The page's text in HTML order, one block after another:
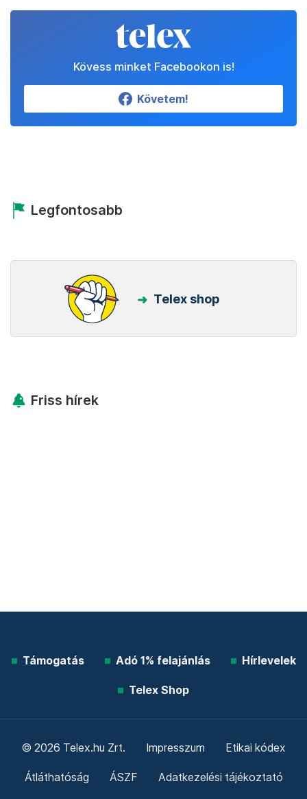
Kövess minket Facebookon is!
Követem!
Legfontosabb
Telex shop
Friss hírek
Támogatás Adó 1% felajánlás Hírlevelek
Telex Shop
© 2026 Telex.hu Zrt. Impresszum Etikai kódex
Átláthatóság ÁSZF Adatkezelési tájékoztató